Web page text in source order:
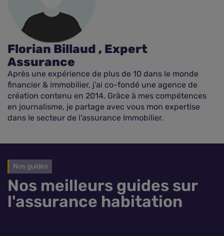
Florian Billaud , Expert
Assurance
Après une expérience de plus de 10 dans le monde
financier & immobilier, j’ai co-fondé une agence de
création contenu en 2014. Grâce à mes compétences
en journalisme, je partage avec vous mon expertise
dans le secteur de l’assurance Immobilier.
Nos guides
Nos meilleurs guides sur
l'assurance habitation